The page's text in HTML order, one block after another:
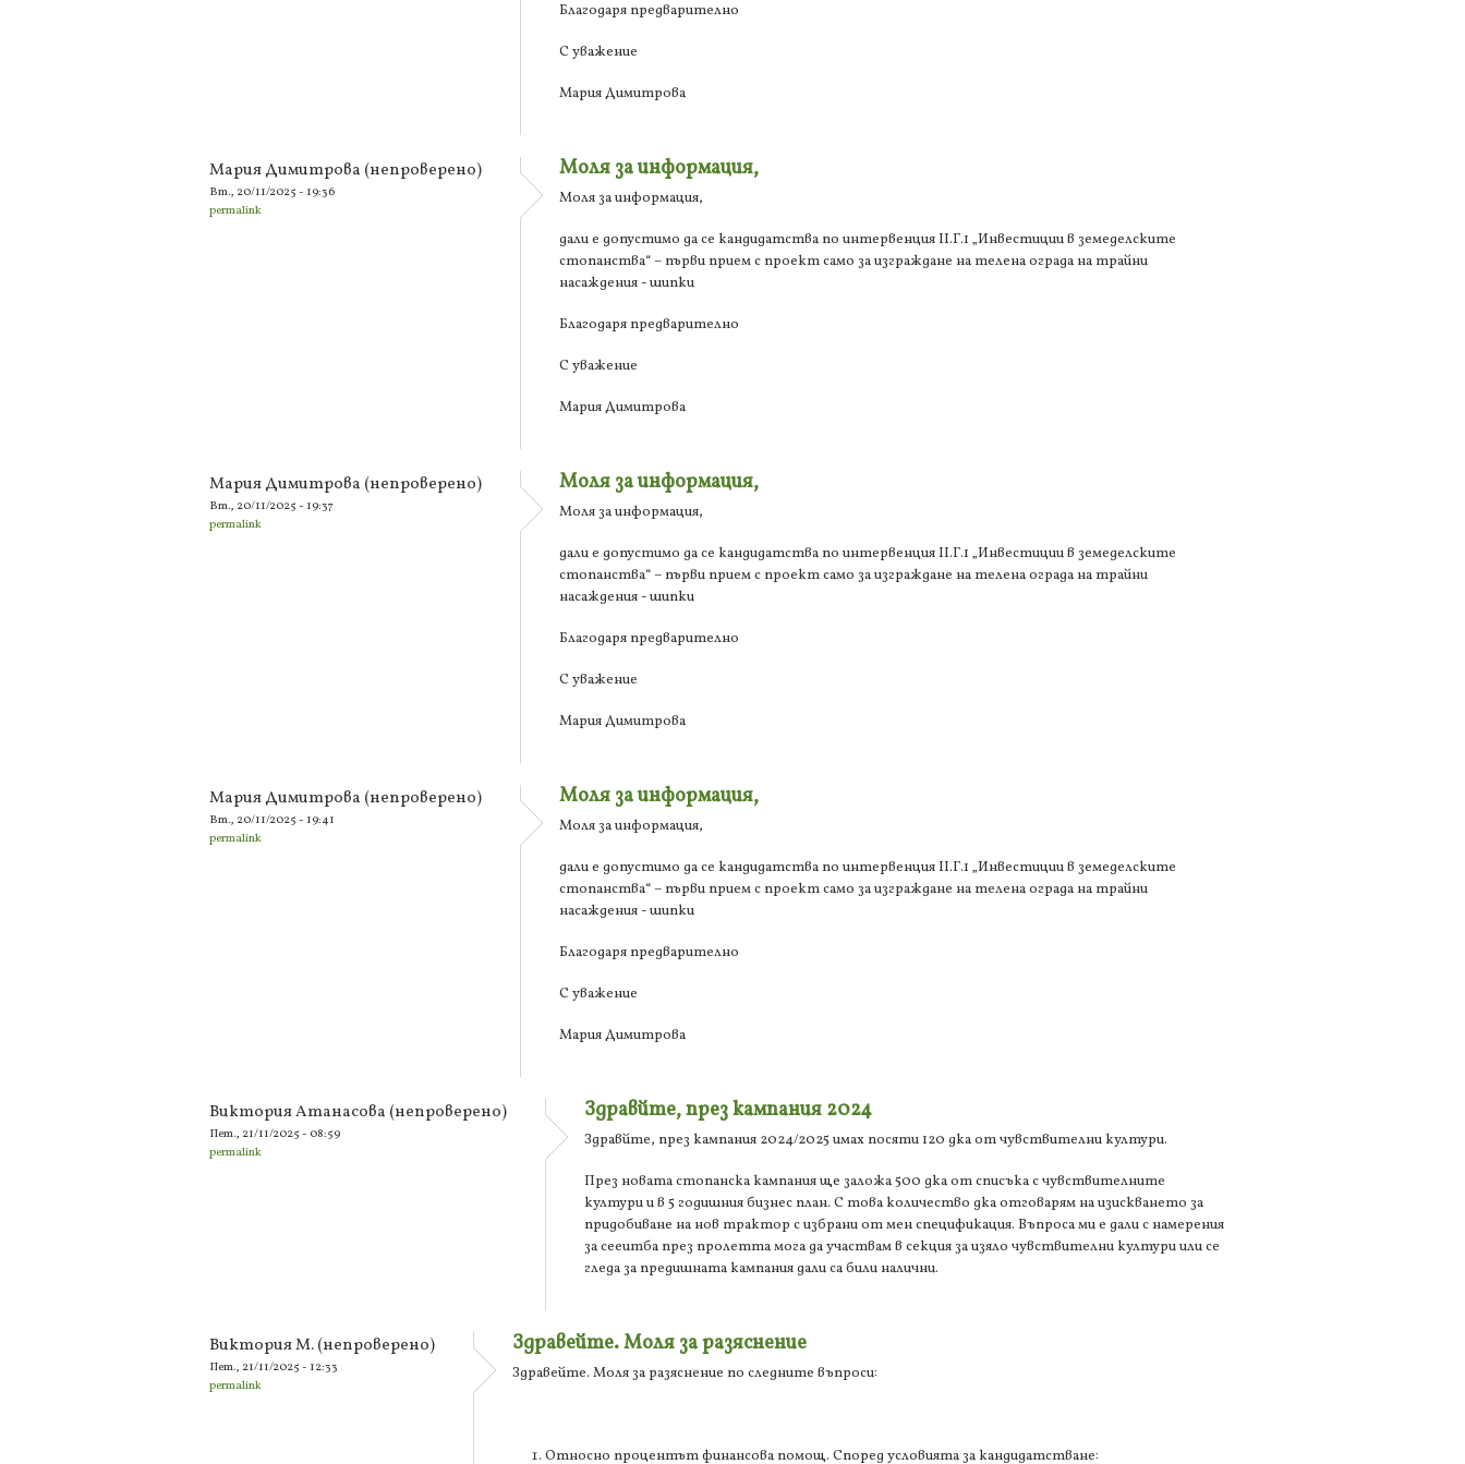
Благодаря предварително
С уважение
Мария Димитрова
Мария Димитрова (непроверено)
Вт., 20/11/2025 - 19:36
permalink
Моля за информация,
Моля за информация,
дали е допустимо да се кандидатства по интервенция ІІ.Г.1 „Инвестиции в земеделските
стопанства“ – първи прием с проект само за изграждане на телена ограда на трайни
насаждения - шипки
Благодаря предварително
С уважение
Мария Димитрова
Мария Димитрова (непроверено)
Вт., 20/11/2025 - 19:37
permalink
Моля за информация,
Моля за информация,
дали е допустимо да се кандидатства по интервенция ІІ.Г.1 „Инвестиции в земеделските
стопанства“ – първи прием с проект само за изграждане на телена ограда на трайни
насаждения - шипки
Благодаря предварително
С уважение
Мария Димитрова
Мария Димитрова (непроверено)
Вт., 20/11/2025 - 19:41
permalink
Моля за информация,
Моля за информация,
дали е допустимо да се кандидатства по интервенция ІІ.Г.1 „Инвестиции в земеделските
стопанства“ – първи прием с проект само за изграждане на телена ограда на трайни
насаждения - шипки
Благодаря предварително
С уважение
Мария Димитрова
Виктория Атанасова (непроверено)
Пет., 21/11/2025 - 08:59
permalink
Здравйте, през кампания 2024
Здравйте, през кампания 2024/2025 имах посяти 120 дка от чувствителни култури.
През новата стопанска кампания ще заложа 500 дка от списъка с чувствителните
култури и в 5 годишния бизнес план. С това количество дка отговарям на изискването за
придобиване на нов трактор с избрани от мен спецификация. Въпроса ми е дали с намерения
за сееитба през пролетта мога да участвам в секция за изяло чувствителни култури или се
гледа за предишната кампания дали са били налични.
Виктория М. (непроверено)
Пет., 21/11/2025 - 12:33
permalink
Здравейте. Моля за разяснение
Здравейте. Моля за разяснение по следните въпроси:
Относно процентът финансова помощ. Според условията за кандидатстване: